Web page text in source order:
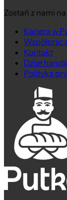
Zostań z nami na
Kariera w
Kontakt
Dział
Polityka